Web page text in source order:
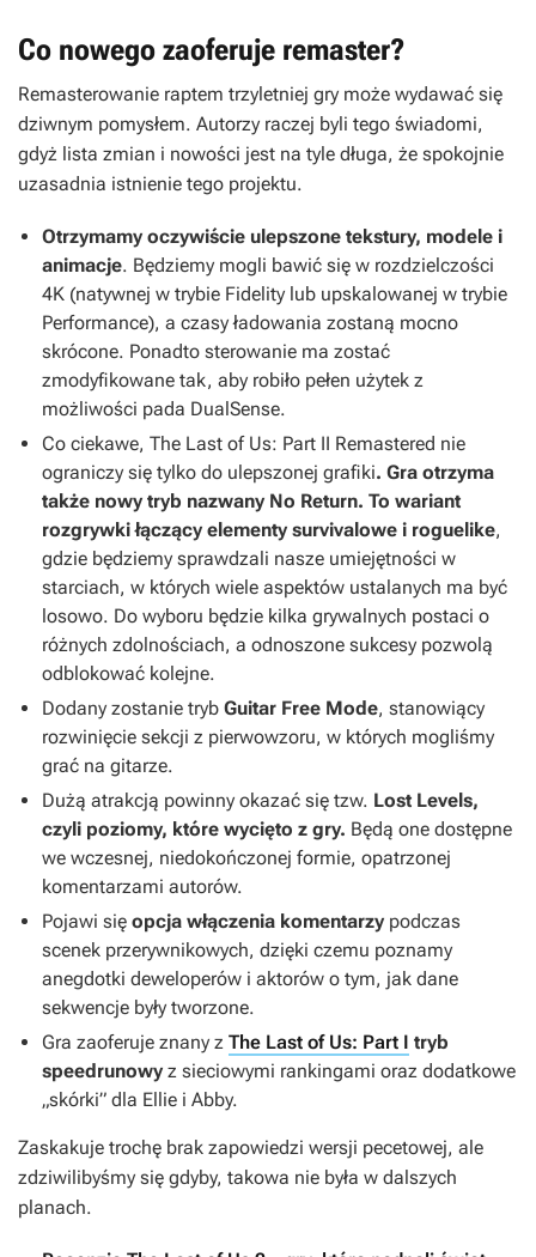
Co nowego zaoferuje remaster?
Remasterowanie raptem trzyletniej gry może wydawać się
dziwnym pomysłem. Autorzy raczej byli tego świadomi,
gdyż lista zmian i nowości jest na tyle długa, że spokojnie
uzasadnia istnienie tego projektu.
Otrzymamy oczywiście ulepszone tekstury, modele i
animacje. Będziemy mogli bawić się w rozdzielczości
4K (natywnej w trybie Fidelity lub upskalowanej w trybie
Performance), a czasy ładowania zostaną mocno
skrócone. Ponadto sterowanie ma zostać
zmodyfikowane tak, aby robiło pełen użytek z
możliwości pada DualSense.
Co ciekawe, The Last of Us: Part II Remastered nie
ograniczy się tylko do ulepszonej grafiki. Gra otrzyma
także nowy tryb nazwany No Return. To wariant
rozgrywki łączący elementy survivalowe i roguelike,
gdzie będziemy sprawdzali nasze umiejętności w
starciach, w których wiele aspektów ustalanych ma być
losowo. Do wyboru będzie kilka grywalnych postaci o
różnych zdolnościach, a odnoszone sukcesy pozwolą
odblokować kolejne.
Dodany zostanie tryb Guitar Free Mode, stanowiący
rozwinięcie sekcji z pierwowzoru, w których mogliśmy
grać na gitarze.
Dużą atrakcją powinny okazać się tzw. Lost Levels,
czyli poziomy, które wycięto z gry. Będą one dostępne
we wczesnej, niedokończonej formie, opatrzonej
komentarzami autorów.
Pojawi się opcja włączenia komentarzy podczas
scenek przerywnikowych, dzięki czemu poznamy
anegdotki deweloperów i aktorów o tym, jak dane
sekwencje były tworzone.
Gra zaoferuje znany z The Last of Us: Part I tryb
speedrunowy z sieciowymi rankingami oraz dodatkowe
„skórki” dla Ellie i Abby.
Zaskakuje trochę brak zapowiedzi wersji pecetowej, ale
zdziwilibyśmy się gdyby, takowa nie była w dalszych
planach.